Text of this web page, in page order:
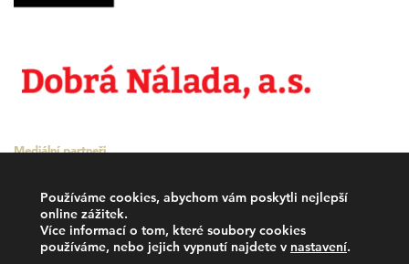
Mediální partneři
Používáme cookies, abychom vám poskytli nejlepší
online zážitek.
Více informací o tom, které soubory cookies
používáme, nebo jejich vypnutí najdete v nastavení.